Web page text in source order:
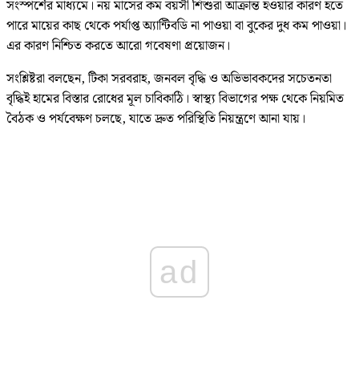
সংস্পর্শের মাধ্যমে। নয় মাসের কম বয়সী শিশুরা আক্রান্ত হওয়ার কারণ হতে
পারে মায়ের কাছ থেকে পর্যাপ্ত অ্যান্টিবডি না পাওয়া বা বুকের দুধ কম পাওয়া।
এর কারণ নিশ্চিত করতে আরো গবেষণা প্রয়োজন।
সং‌শ্লিষ্টরা বল‌ছেন, টিকা সরবরাহ, জনবল বৃদ্ধি ও অভিভাবকদের সচেতনতা
বৃদ্ধিই হামের বিস্তার রোধের মূল চাবিকাঠি। স্বাস্থ্য বিভাগের পক্ষ থেকে নিয়মিত
বৈঠক ও পর্যবেক্ষণ চলছে, যাতে দ্রুত পরিস্থিতি নিয়ন্ত্রণে আনা যায়।
ad